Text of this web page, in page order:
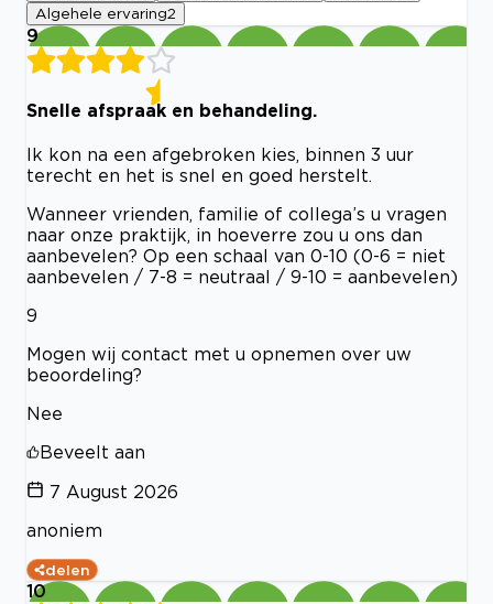
Algehele ervaring2
9
Snelle afspraak en behandeling.
Ik kon na een afgebroken kies, binnen 3 uur
terecht en het is snel en goed herstelt.
Wanneer vrienden, familie of collega’s u vragen
naar onze praktijk, in hoeverre zou u ons dan
aanbevelen? Op een schaal van 0-10 (0-6 = niet
aanbevelen / 7-8 = neutraal / 9-10 = aanbevelen)
9
Mogen wij contact met u opnemen over uw
beoordeling?
Nee
Beveelt aan
7 August 2026
anoniem
delen
10